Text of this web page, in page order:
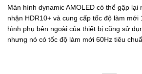
Màn hình dynamic AMOLED có thể gập lại
nhận HDR10+ và cung cấp tốc độ làm mới
hình phụ bên ngoài của thiết bị cũng sử
nhưng nó có tốc độ làm mới 60Hz tiêu